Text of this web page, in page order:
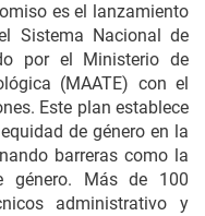
es el lanzamiento
Sistema Nacional de
por el Ministerio de
(MAATE) con el
Este plan establece
de género en la
barreras como la
género. Más de 100
administrativo y